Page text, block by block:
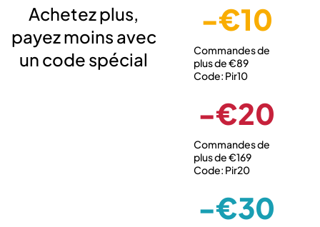
Achetez plus,
payez moins avec
un code spécial
-€10
Commandes de
plus de €89
Code: Pir10
-€20
Commandes de
plus de €169
Code: Pir20
-€30